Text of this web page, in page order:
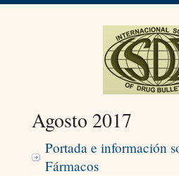
Agosto 2017
Portada e información
Fármacos